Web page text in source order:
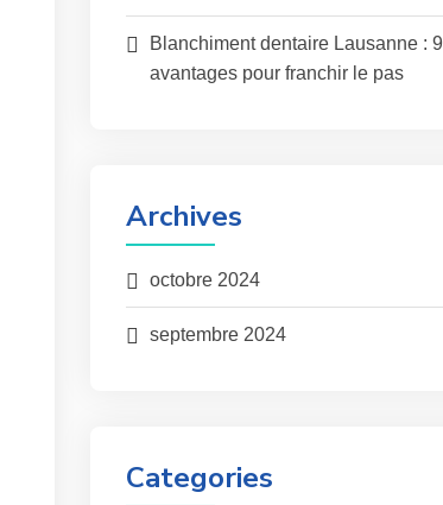
Blanchiment dentaire Lausanne : 9
avantages pour franchir le pas
Archives
octobre 2024
septembre 2024
Categories